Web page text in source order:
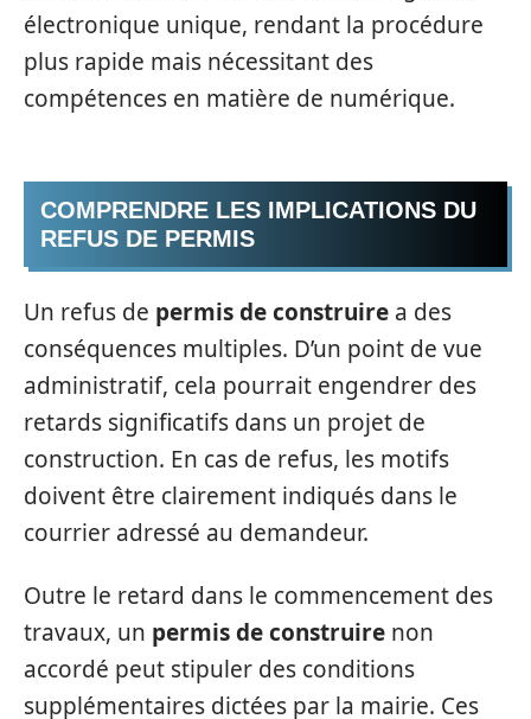
électronique unique, rendant la procédure
plus rapide mais nécessitant des
compétences en matière de numérique.
COMPRENDRE LES IMPLICATIONS DU
REFUS DE PERMIS
Un refus de permis de construire a des
conséquences multiples. D’un point de vue
administratif, cela pourrait engendrer des
retards significatifs dans un projet de
construction. En cas de refus, les motifs
doivent être clairement indiqués dans le
courrier adressé au demandeur.
Outre le retard dans le commencement des
travaux, un permis de construire non
accordé peut stipuler des conditions
supplémentaires dictées par la mairie. Ces